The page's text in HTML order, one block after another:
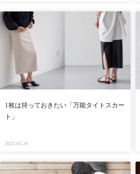
1枚は持っておきたい「万能タイトスカー
ト」
2022.05.24